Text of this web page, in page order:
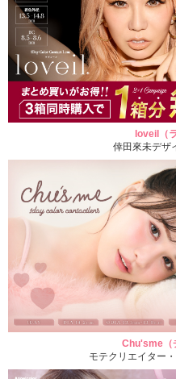
loveil（
倖田來未デザ
Chu'sme（
モテクリエイター